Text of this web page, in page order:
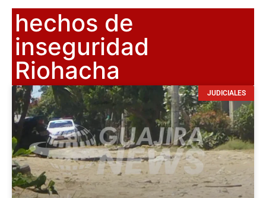
hechos de
inseguridad
Riohacha
JUDICIALES